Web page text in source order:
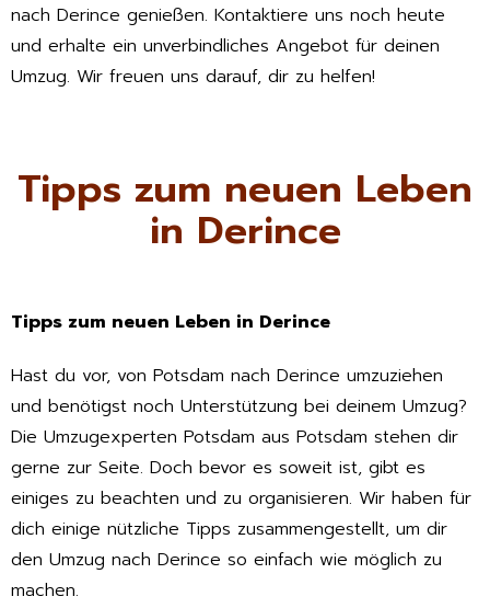
nach Derince genießen. Kontaktiere uns noch heute
und erhalte ein unverbindliches Angebot für deinen
Umzug. Wir freuen uns darauf, dir zu helfen!
Tipps zum neuen Leben
in Derince
Tipps zum neuen Leben in Derince
Hast du vor, von Potsdam nach Derince umzuziehen
und benötigst noch Unterstützung bei deinem Umzug?
Die Umzugexperten Potsdam aus Potsdam stehen dir
gerne zur Seite. Doch bevor es soweit ist, gibt es
einiges zu beachten und zu organisieren. Wir haben für
dich einige nützliche Tipps zusammengestellt, um dir
den Umzug nach Derince so einfach wie möglich zu
machen.